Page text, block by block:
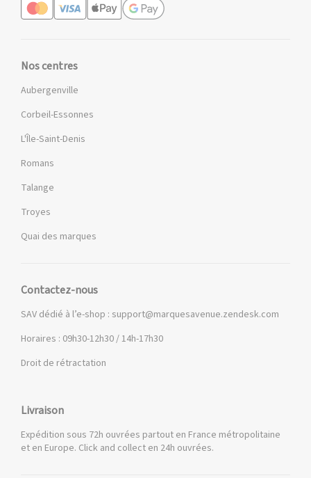
Nos centres
Aubergenville
Corbeil-Essonnes
L'Île-Saint-Denis
Romans
Talange
Troyes
Quai des marques
Contactez-nous
SAV dédié à l’e-shop : support@marquesavenue.zendesk.com
Horaires : 09h30-12h30 / 14h-17h30
Droit de rétractation
Livraison
Expédition sous 72h ouvrées partout en France métropolitaine
et en Europe. Click and collect en 24h ouvrées.